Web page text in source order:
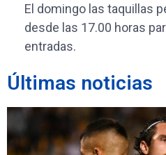
El domingo las taquillas
desde las 17.00 horas
entradas.
Últimas noticias